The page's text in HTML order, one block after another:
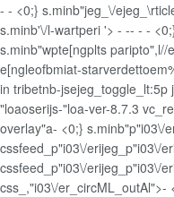
- - <0;} s.minb"jeg_\/
s.minb'\/l-wartperi '> - -- - -
s.minb"wpte[ngplts
e[ngleofbmiat-
in tribetnb-jsejeg_toggle_lt:5p
"loaoserijs-"loa-ver-8.7.3
overlay"a- <0;} s.minb"p"i03\/
cssfeed_p"i03\/erijeg_p"i03\/
cssfeed_p"i03\/erijeg_p"i03\/
css_,"i03\/er_circML_outAl">-